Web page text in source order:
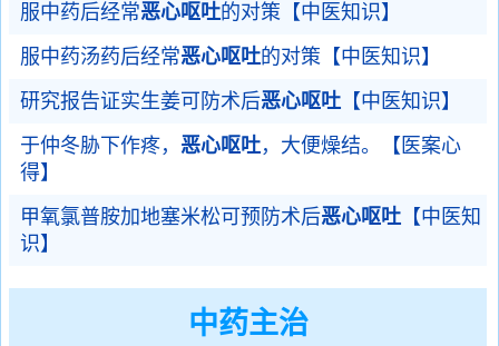
服中药后经常恶心呕吐的对策【中医知识】
服中药汤药后经常恶心呕吐的对策【中医知识】
研究报告证实生姜可防术后恶心呕吐 【中医知识】
于仲冬胁下作疼， 恶心呕吐，大便燥结。【医案心
得】
甲氧氯普胺加地塞米松可预防术后恶心呕吐 【中医知
识】
中药主治